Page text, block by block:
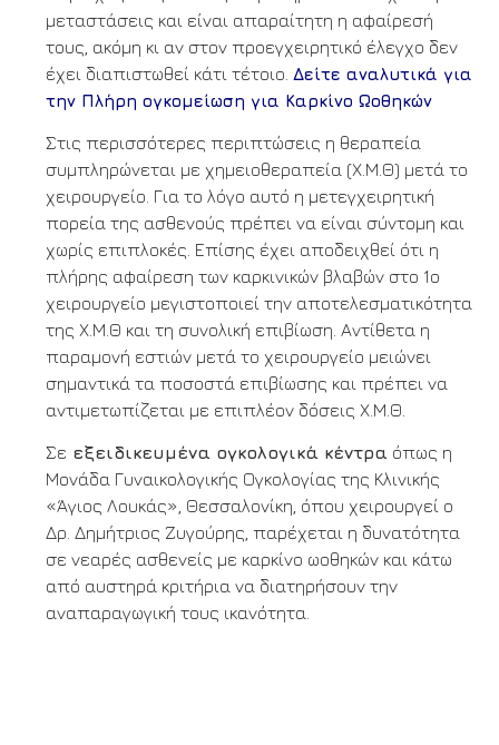
μεταστάσεις και είναι απαραίτητη η αφαίρεσή
τους, ακόμη κι αν στον προεγχειρητικό έλεγχο δεν
έχει διαπιστωθεί κάτι τέτοιο. Δείτε αναλυτικά για
την Πλήρη ογκομείωση για Καρκίνο Ωοθηκών
Στις περισσότερες περιπτώσεις η θεραπεία
συμπληρώνεται με χημειοθεραπεία (Χ.Μ.Θ) μετά το
χειρουργείο. Για το λόγο αυτό η μετεγχειρητική
πορεία της ασθενούς πρέπει να είναι σύντομη και
χωρίς επιπλοκές. Επίσης έχει αποδειχθεί ότι η
πλήρης αφαίρεση των καρκινικών βλαβών στο 1ο
χειρουργείο μεγιστοποιεί την αποτελεσματικότητα
της Χ.Μ.Θ και τη συνολική επιβίωση. Αντίθετα η
παραμονή εστιών μετά το χειρουργείο μειώνει
σημαντικά τα ποσοστά επιβίωσης και πρέπει να
αντιμετωπίζεται με επιπλέον δόσεις Χ.Μ.Θ.
Σε εξειδικευμένα ογκολογικά κέντρα όπως η
Μονάδα Γυναικολογικής Ογκολογίας της Κλινικής
«Άγιος Λουκάς», Θεσσαλονίκη, όπου χειρουργεί ο
Δρ. Δημήτριος Ζυγούρης, παρέχεται η δυνατότητα
σε νεαρές ασθενείς με καρκίνο ωοθηκών και κάτω
από αυστηρά κριτήρια να διατηρήσουν την
αναπαραγωγική τους ικανότητα.